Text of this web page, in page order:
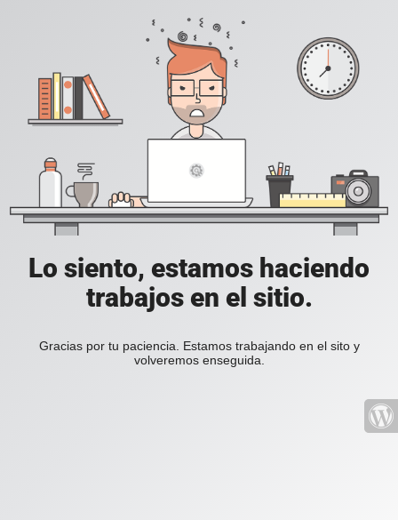
Lo siento, estamos haciendo
trabajos en el sitio.
Gracias por tu paciencia. Estamos trabajando en el sito y
volveremos enseguida.